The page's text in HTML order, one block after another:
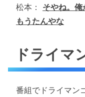
松本： そやね。
もうたんやな
ドライマ
番組でドライマン